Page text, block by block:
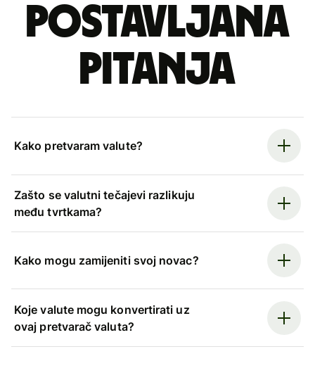
postavljana
pitanja
Kako pretvaram valute?
Zašto se valutni tečajevi razlikuju
među tvrtkama?
Kako mogu zamijeniti svoj novac?
Koje valute mogu konvertirati uz
ovaj pretvarač valuta?